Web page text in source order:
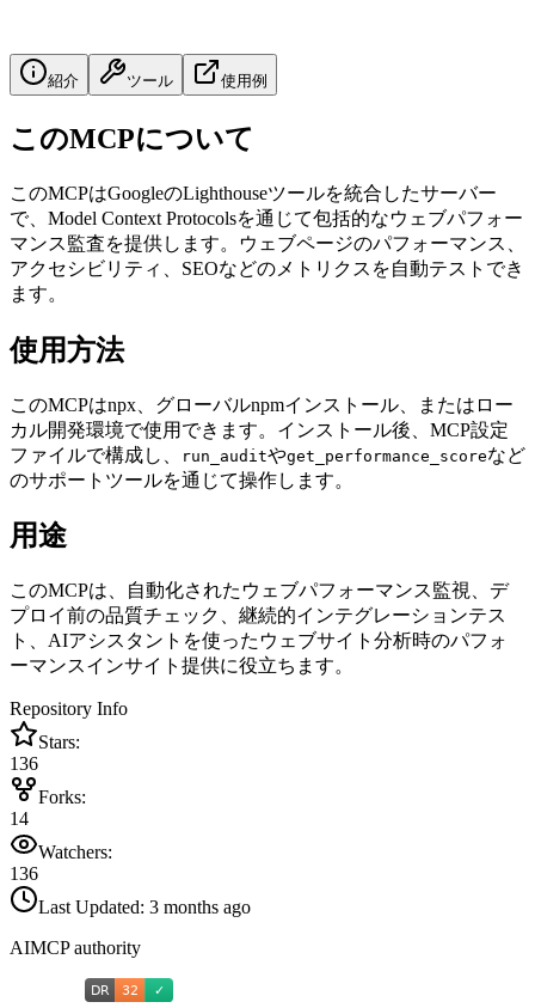
紹介 ツール 使用例
このMCPについて
このMCPはGoogleのLighthouseツールを統合したサーバー
で、Model Context Protocolsを通じて包括的なウェブパフォー
マンス監査を提供します。ウェブページのパフォーマンス、
アクセシビリティ、SEOなどのメトリクスを自動テストでき
ます。
使用方法
このMCPはnpx、グローバルnpmインストール、またはロー
カル開発環境で使用できます。インストール後、MCP設定
ファイルで構成し、
run_auditやget_performance_scoreなど
のサポートツールを通じて操作します。
用途
このMCPは、自動化されたウェブパフォーマンス監視、デ
プロイ前の品質チェック、継続的インテグレーションテス
ト、AIアシスタントを使ったウェブサイト分析時のパフォ
ーマンスインサイト提供に役立ちます。
Repository Info
Stars:
136
Forks:
14
Watchers:
136
Last Updated: 3 months ago
AIMCP authority